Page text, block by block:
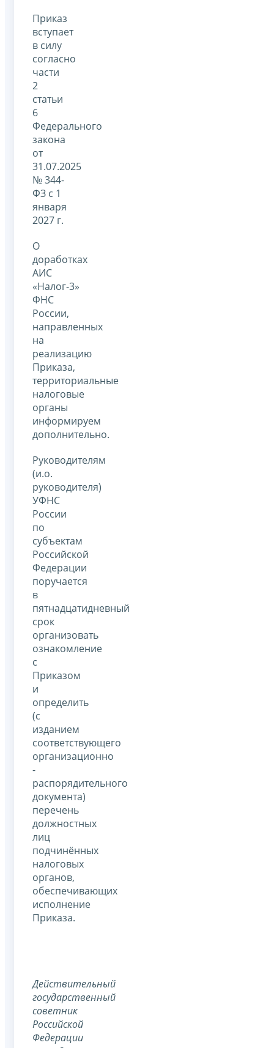
Приказ
вступает
в силу
согласно
части
2
статьи
6
Федерального
закона
от
31.07.2025
№ 344-
ФЗ с 1
января
2027 г.
О
доработках
АИС
«Налог-3»
ФНС
России,
направленных
на
реализацию
Приказа,
территориальные
налоговые
органы
информируем
дополнительно.
Руководителям
(и.о.
руководителя)
УФНС
России
по
субъектам
Российской
Федерации
поручается
в
пятнадцатидневный
срок
организовать
ознакомление
с
Приказом
и
определить
(с
изданием
соответствующего
организационно
-
распорядительного
документа)
перечень
должностных
лиц
подчинённых
налоговых
органов,
обеспечивающих
исполнение
Приказа.
Действительный
государственный
советник
Российской
Федерации